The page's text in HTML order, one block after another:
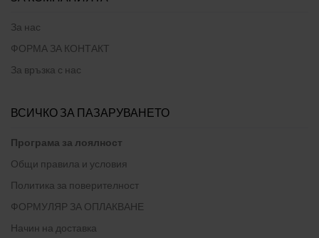
За нас
ФОРМА ЗА КОНТАКТ
За връзка с нас
ВСИЧКО ЗА ПАЗАРУВАНЕТО
Програма за лоялност
Общи правила и условия
Политика за поверителност
ФОРМУЛЯР ЗА ОПЛАКВАНЕ
Начин на доставка